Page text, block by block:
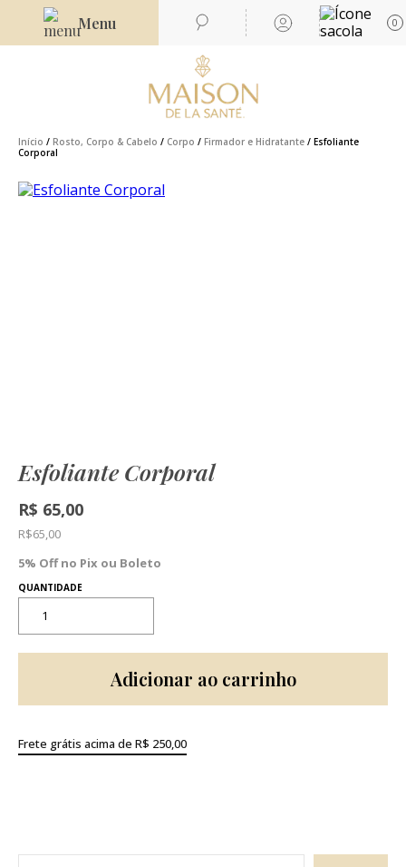
Menu 0
Início / Rosto, Corpo & Cabelo / Corpo / Firmador e Hidratante / Esfoliante
Corporal
Esfoliante Corporal
R$ 65,00
R$65,00
5% Off no Pix ou Boleto
Adicionar ao carrinho
Frete grátis acima de R$ 250,00